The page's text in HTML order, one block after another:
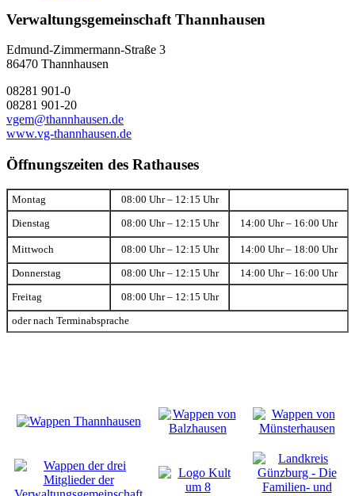
Verwaltungsgemeinschaft Thannhausen
Edmund-Zimmermann-Straße 3
86470 Thannhausen
08281 901-0
08281 901-20
vgem@thannhausen.de
www.vg-thannhausen.de
Öffnungszeiten des Rathauses
Montag 08:00 Uhr – 12:15 Uhr
Dienstag 08:00 Uhr – 12:15 Uhr 14:00 Uhr – 16:00 Uhr
Mittwoch 08:00 Uhr – 12:15 Uhr 14:00 Uhr – 18:00 Uhr
Donnerstag 08:00 Uhr – 12:15 Uhr 14:00 Uhr – 16:00 Uhr
Freitag 08:00 Uhr – 12:15 Uhr
oder nach Terminabsprache